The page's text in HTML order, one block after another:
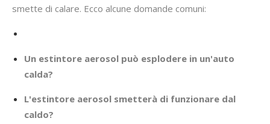
smette di calare. Ecco alcune domande comuni:
Un estintore aerosol può esplodere in un'auto
calda?
L'estintore aerosol smetterà di funzionare dal
caldo?